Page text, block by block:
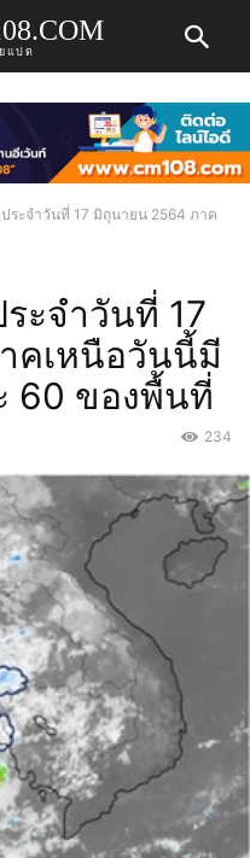
แปด
ระจำวันที่ 17 มิถุนายน 2564 ภาค
ะจำวันที่ 17
คเหนือวันนี้มี
60 ของพื้นที่
234